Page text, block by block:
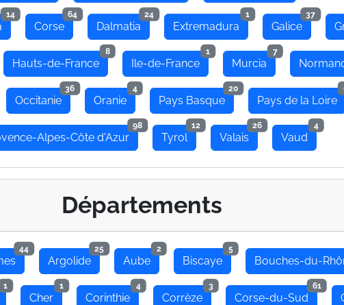
14
Corse
64
Dalmatia
24
Extremadura
1
Galice
37
Hauts-de-France
8
Ile-de-France
1
Murcia
7
Occitanie
36
Oranie
4
Pays Basque
20
Pays de la Loire
Alpes-Côte d'Azur
98
Tyrol
12
Valais
26
Vaud
4
Départements
44
Argolide
25
Aube
2
Biscaye
5
Bouches-du-
1
Cher
1
Corinthie
4
Corrèze
3
Corse-du-Sud
61